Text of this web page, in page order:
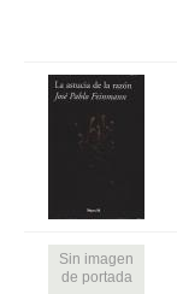
Sin imagen
de portada